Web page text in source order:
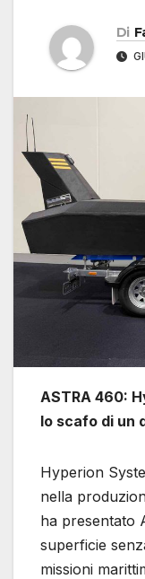
Di
ASTRA 460:
lo scafo di un
Hyperion
nella
ha presentato
superficie
missioni